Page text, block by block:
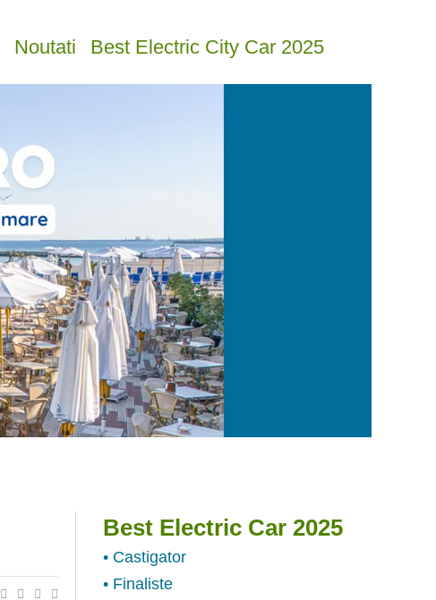
Noutati Best Electric City Car 2025
Best Electric Car 2025
• Castigator
• Finaliste